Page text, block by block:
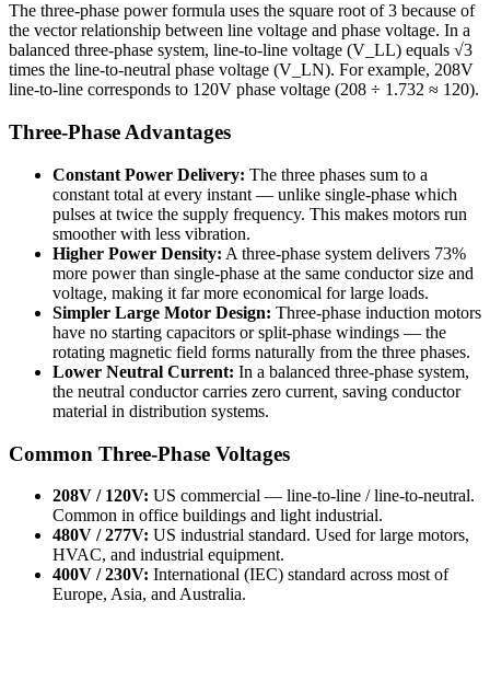
The three-phase power formula uses the square root of 3 because of
the vector relationship between line voltage and phase voltage. In a
balanced three-phase system, line-to-line voltage (V_LL) equals √3
times the line-to-neutral phase voltage (V_LN). For example, 208V
line-to-line corresponds to 120V phase voltage (208 ÷ 1.732 ≈ 120).
Three-Phase Advantages
Constant Power Delivery: The three phases sum to a
constant total at every instant — unlike single-phase which
pulses at twice the supply frequency. This makes motors run
smoother with less vibration.
Higher Power Density: A three-phase system delivers 73%
more power than single-phase at the same conductor size and
voltage, making it far more economical for large loads.
Simpler Large Motor Design: Three-phase induction motors
have no starting capacitors or split-phase windings — the
rotating magnetic field forms naturally from the three phases.
Lower Neutral Current: In a balanced three-phase system,
the neutral conductor carries zero current, saving conductor
material in distribution systems.
Common Three-Phase Voltages
208V / 120V: US commercial — line-to-line / line-to-neutral.
Common in office buildings and light industrial.
480V / 277V: US industrial standard. Used for large motors,
HVAC, and industrial equipment.
400V / 230V: International (IEC) standard across most of
Europe, Asia, and Australia.